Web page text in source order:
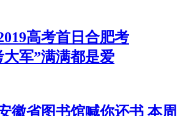
高考首日合肥考
大军”满满都是爱
徽省图书馆喊你还书 本周